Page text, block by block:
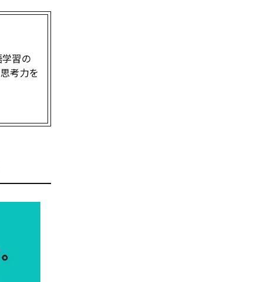
習の
考力を